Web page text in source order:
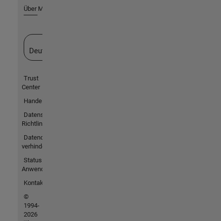
Über MathWorks
Deutschland
Trust
Center
Handelsmarken
Datenschutz-
Richtlinien
Datendiebstahl
verhindern
Status von
Anwendungen
Kontakt
©
1994-
2026